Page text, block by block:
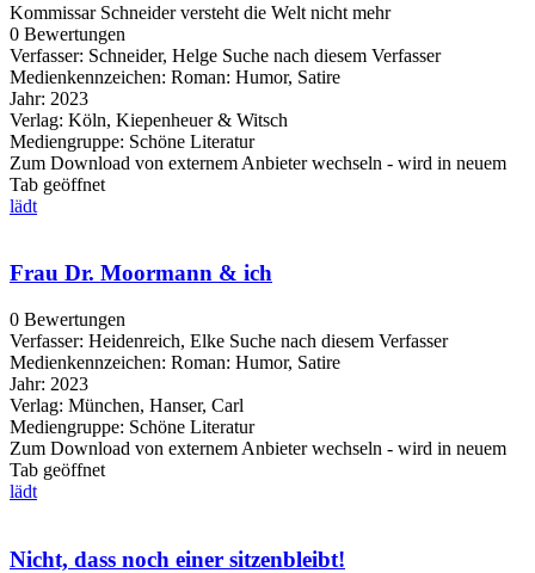
Kommissar Schneider versteht die Welt nicht mehr
0 Bewertungen
Verfasser: Schneider, Helge Suche nach diesem Verfasser
Medienkennzeichen: Roman: Humor, Satire
Jahr: 2023
Verlag: Köln, Kiepenheuer & Witsch
Mediengruppe: Schöne Literatur
Zum Download von externem Anbieter wechseln - wird in neuem
Tab geöffnet
lädt
Frau Dr. Moormann & ich
0 Bewertungen
Verfasser: Heidenreich, Elke Suche nach diesem Verfasser
Medienkennzeichen: Roman: Humor, Satire
Jahr: 2023
Verlag: München, Hanser, Carl
Mediengruppe: Schöne Literatur
Zum Download von externem Anbieter wechseln - wird in neuem
Tab geöffnet
lädt
Nicht, dass noch einer sitzenbleibt!